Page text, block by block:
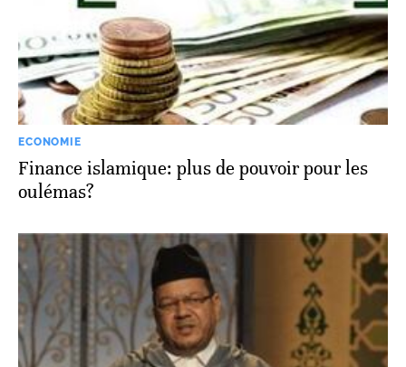
ECONOMIE
Finance islamique: plus de pouvoir pour les
oulémas?